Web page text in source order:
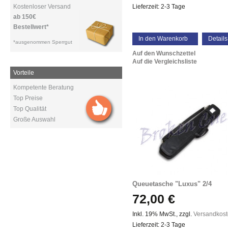
Lieferzeit: 2-3 Tage
In den Warenkorb Details
Auf den Wunschzettel
Auf die Vergleichsliste
Queuetasche "Luxus" 2/4
72,00 €
Inkl. 19% MwSt., zzgl.
Lieferzeit: 2-3 Tage
Kostenloser Versand
ab 150€
Bestellwert*
*ausgenommen Sperrgut
Vorteile
Kompetente Beratung
Top Preise
Top Qualität
Große Auswahl